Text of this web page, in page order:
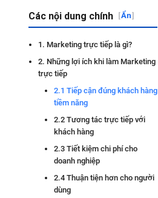
Các nội dung chính [Ẩn]
1. Marketing trực tiếp là gì?
2. Những lợi ích khi làm Marketing
trực tiếp
2.1 Tiếp cận đúng khách hàng
tiềm năng
2.2 Tương tác trực tiếp với
khách hàng
2.3 Tiết kiệm chi phí cho
doanh nghiệp
2.4 Thuận tiện hơn cho người
dùng